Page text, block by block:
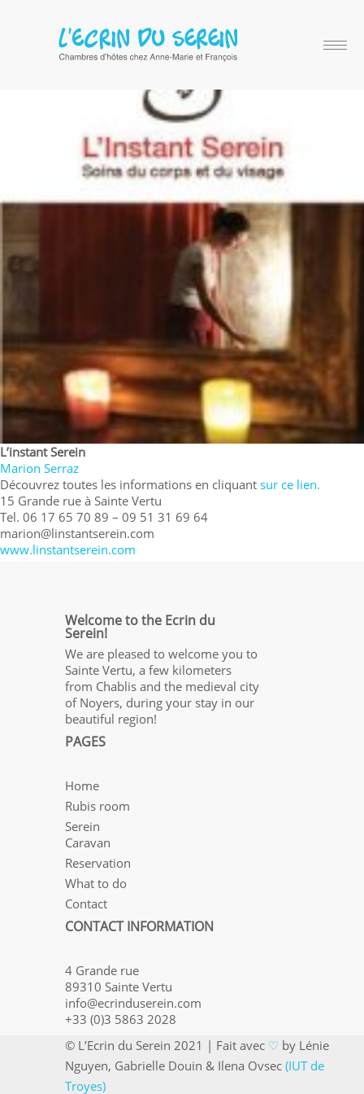
L’instant Serein
Marion Serraz
Découvrez toutes les informations en cliquant sur ce lien.
15 Grande rue à Sainte Vertu
Tel. 06 17 65 70 89 – 09 51 31 69 64
marion@linstantserein.com
www.linstantserein.com
Welcome to the Ecrin du
Serein!
We are pleased to welcome you to
Sainte Vertu, a few kilometers
from Chablis and the medieval city
of Noyers, during your stay in our
beautiful region!
PAGES
Home
Rubis room
Serein
Caravan
Reservation
What to do
Contact
CONTACT INFORMATION
4 Grande rue
89310 Sainte Vertu
info@ecrinduserein.com
+33 (0)3 5863 2028
© L’Ecrin du Serein 2021 | Fait avec ♡ by Lénie
Nguyen, Gabrielle Douin & Ilena Ovsec (IUT de
Troyes)